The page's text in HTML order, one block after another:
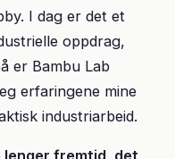
I dag er det et
oppdrag,
er Bambu Lab
erfaringene mine
industriarbeid.